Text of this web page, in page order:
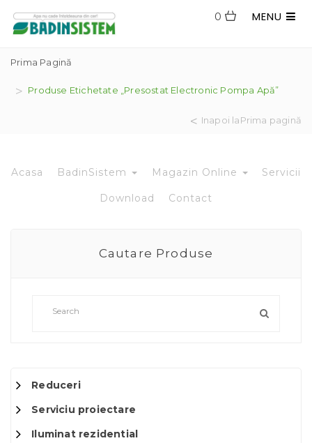
MENU
0
Prima Pagină
Produse Etichetate „Presostat Electronic Pompa Apă”
Inapoi laPrima pagină
Acasa BadinSistem Magazin Online Servicii
Download Contact
Cautare Produse
Reduceri
Serviciu proiectare
Iluminat rezidential